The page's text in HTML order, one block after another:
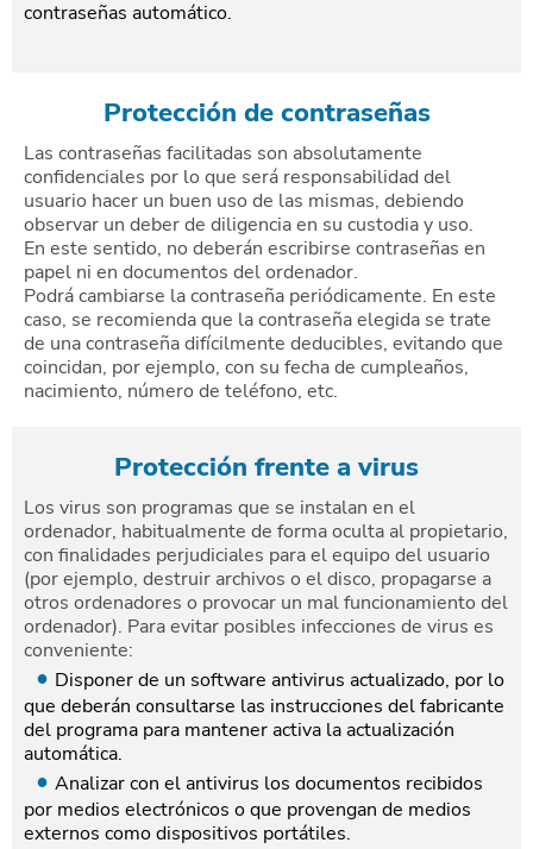
contraseñas automático.
Protección de contraseñas
Las contraseñas facilitadas son absolutamente
confidenciales por lo que será responsabilidad del
usuario hacer un buen uso de las mismas, debiendo
observar un deber de diligencia en su custodia y uso.
En este sentido, no deberán escribirse contraseñas en
papel ni en documentos del ordenador.
Podrá cambiarse la contraseña periódicamente. En este
caso, se recomienda que la contraseña elegida se trate
de una contraseña difícilmente deducibles, evitando que
coincidan, por ejemplo, con su fecha de cumpleaños,
nacimiento, número de teléfono, etc.
Protección frente a virus
Los virus son programas que se instalan en el
ordenador, habitualmente de forma oculta al propietario,
con finalidades perjudiciales para el equipo del usuario
(por ejemplo, destruir archivos o el disco, propagarse a
otros ordenadores o provocar un mal funcionamiento del
ordenador). Para evitar posibles infecciones de virus es
conveniente:
Disponer de un software antivirus actualizado, por lo
que deberán consultarse las instrucciones del fabricante
del programa para mantener activa la actualización
automática.
Analizar con el antivirus los documentos recibidos
por medios electrónicos o que provengan de medios
externos como dispositivos portátiles.